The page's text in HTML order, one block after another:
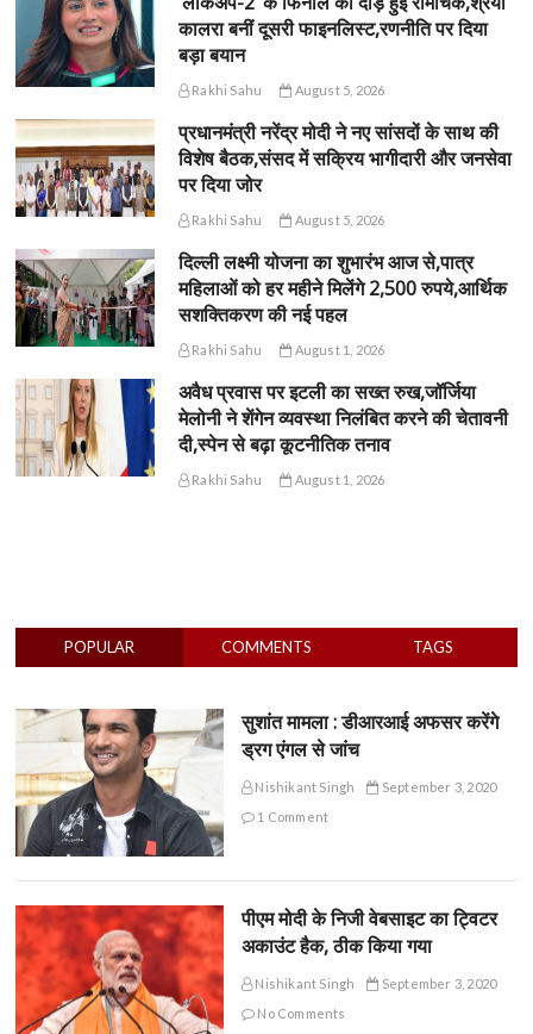
कालरा बनीं दूसरी फाइनलिस्ट,रणनीति पर दिया
बड़ा बयान
Rakhi Sahu August 5, 2026
प्रधानमंत्री नरेंद्र मोदी ने नए सांसदों के साथ की
विशेष बैठक,संसद में सक्रिय भागीदारी और जनसेवा
पर दिया जोर
Rakhi Sahu August 5, 2026
दिल्ली लक्ष्मी योजना का शुभारंभ आज से,पात्र
महिलाओं को हर महीने मिलेंगे 2,500 रुपये,आर्थिक
सशक्तिकरण की नई पहल
Rakhi Sahu August 1, 2026
अवैध प्रवास पर इटली का सख्त रुख,जॉर्जिया
मेलोनी ने शेंगेन व्यवस्था निलंबित करने की चेतावनी
दी,स्पेन से बढ़ा कूटनीतिक तनाव
Rakhi Sahu August 1, 2026
POPULAR COMMENTS TAGS
सुशांत मामला : डीआरआई अफसर करेंगे
ड्रग एंगल से जांच
Nishikant Singh
September 3, 2020
1 Comment
पीएम मोदी के निजी वेबसाइट का ट्विटर
अकाउंट हैक, ठीक किया गया
Nishikant Singh
September 3, 2020
No Comments